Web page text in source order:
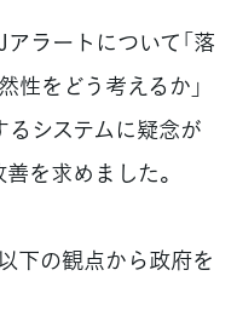
ラートについて「落
性をどう考えるか」
るシステムに疑念が
を求めました。
下の観点から政府を